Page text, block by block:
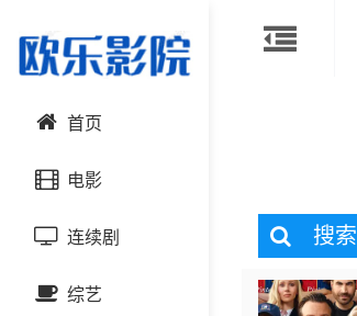
首页
电影
动作片
喜剧片
连续剧
国产剧综艺
搜索